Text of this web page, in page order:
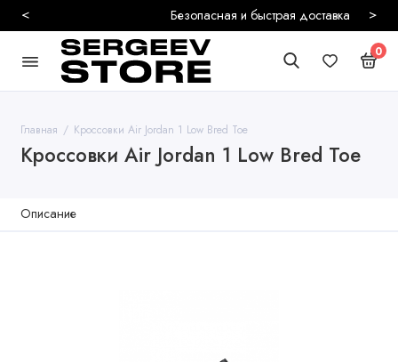
Безопасная и быстрая доставка
< >
0
Главная Кроссовки Air Jordan 1 Low Bred Toe
Кроссовки Air Jordan 1 Low Bred Toe
Описание